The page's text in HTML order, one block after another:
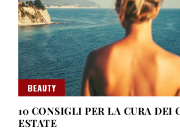
BEAUTY
10 CONSIGLI PER LA CURA DEI
ESTATE